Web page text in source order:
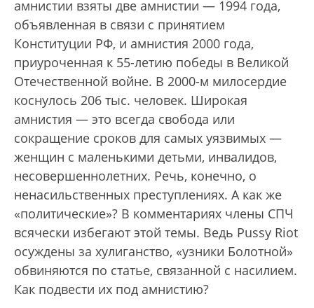
амнистии взяты две амнистии — 1994 года,
объявленная в связи с принятием
Конституции РФ, и амнистия 2000 года,
приуроченная к 55-летию победы в Великой
Отечественной войне. В 2000-м милосердие
коснулось 206 тыс. человек. Широкая
амнистия — это всегда свобода или
сокращение сроков для самых уязвимых —
женщин с маленькими детьми, инвалидов,
несовершеннолетних. Речь, конечно, о
ненасильственных преступлениях. А как же
«политические»? В комментариях члены СПЧ
всячески избегают этой темы. Ведь Pussy Riot
осуждены за хулиганство, «узники Болотной»
обвиняются по статье, связанной с насилием.
Как подвести их под амнистию?